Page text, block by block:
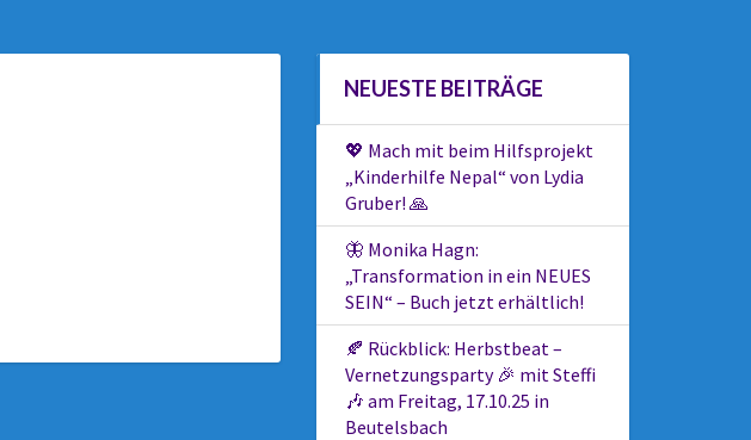
NEUESTE BEITRÄGE
💖 Mach mit beim Hilfsprojekt
„Kinderhilfe Nepal“ von Lydia
Gruber! 🙏
🦋 Monika Hagn:
„Transformation in ein NEUES
SEIN“ – Buch jetzt erhältlich!
🍂 Rückblick: Herbstbeat –
Vernetzungsparty 🎉 mit Steffi
🎶 am Freitag, 17.10.25 in
Beutelsbach